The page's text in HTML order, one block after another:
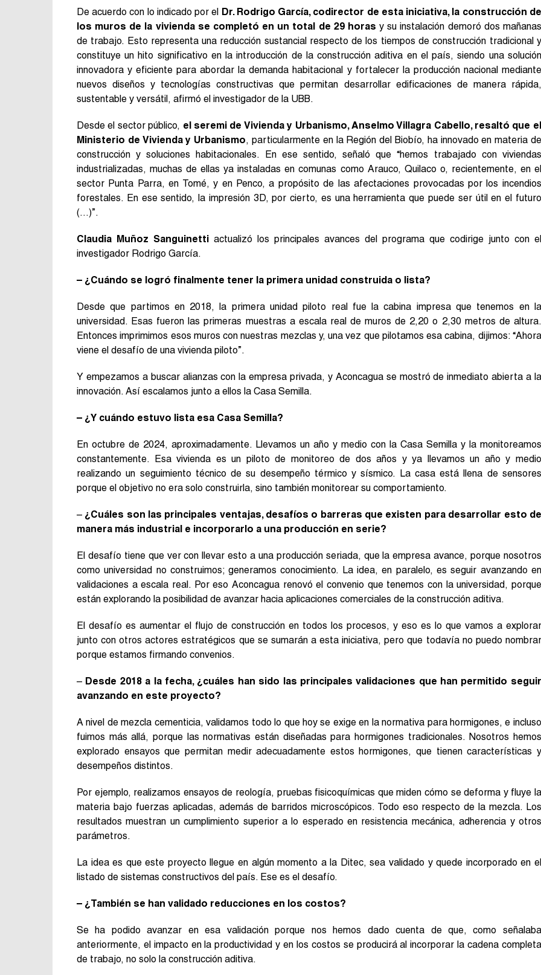
De acuerdo con lo indicado por el Dr. Rodrigo García, codirector de esta iniciativa, la construcción de
los muros de la vivienda se completó en un total de 29 horas y su instalación demoró dos mañanas
de trabajo. Esto representa una reducción sustancial respecto de los tiempos de construcción tradicional y
constituye un hito significativo en la introducción de la construcción aditiva en el país, siendo una solución
innovadora y eficiente para abordar la demanda habitacional y fortalecer la producción nacional mediante
nuevos diseños y tecnologías constructivas que permitan desarrollar edificaciones de manera rápida,
sustentable y versátil, afirmó el investigador de la UBB.
Desde el sector público, el seremi de Vivienda y Urbanismo, Anselmo Villagra Cabello, resaltó que el
Ministerio de Vivienda y Urbanismo, particularmente en la Región del Biobío, ha innovado en materia de
construcción y soluciones habitacionales. En ese sentido, señaló que “hemos trabajado con viviendas
industrializadas, muchas de ellas ya instaladas en comunas como Arauco, Quilaco o, recientemente, en el
sector Punta Parra, en Tomé, y en Penco, a propósito de las afectaciones provocadas por los incendios
forestales. En ese sentido, la impresión 3D, por cierto, es una herramienta que puede ser útil en el futuro
(…)”.
Claudia Muñoz Sanguinettiactualizó los principales avances del programa que codirige junto con el
investigador Rodrigo García.
– ¿Cuándo se logró finalmente tener la primera unidad construida o lista?
Desde que partimos en 2018, la primera unidad piloto real fue la cabina impresa que tenemos en la
universidad. Esas fueron las primeras muestras a escala real de muros de 2,20 o 2,30 metros de altura.
Entonces imprimimos esos muros con nuestras mezclas y, una vez que pilotamos esa cabina, dijimos: “Ahora
viene el desafío de una vivienda piloto”.
Y empezamos a buscar alianzas con la empresa privada, y Aconcagua se mostró de inmediato abierta a la
innovación. Así escalamos junto a ellos la Casa Semilla.
– ¿Y cuándo estuvo lista esa Casa Semilla?
En octubre de 2024, aproximadamente. Llevamos un año y medio con la Casa Semilla y la monitoreamos
constantemente. Esa vivienda es un piloto de monitoreo de dos años y ya llevamos un año y medio
realizando un seguimiento técnico de su desempeño térmico y sísmico. La casa está llena de sensores
porque el objetivo no era solo construirla, sino también monitorear su comportamiento.
– ¿Cuáles son las principales ventajas, desafíos o barreras que existen para desarrollar esto de
manera más industrial e incorporarlo a una producción en serie?
El desafío tiene que ver con llevar esto a una producción seriada, que la empresa avance, porque nosotros
como universidad no construimos; generamos conocimiento. La idea, en paralelo, es seguir avanzando en
validaciones a escala real. Por eso Aconcagua renovó el convenio que tenemos con la universidad, porque
están explorando la posibilidad de avanzar hacia aplicaciones comerciales de la construcción aditiva.
El desafío es aumentar el flujo de construcción en todos los procesos, y eso es lo que vamos a explorar
junto con otros actores estratégicos que se sumarán a esta iniciativa, pero que todavía no puedo nombrar
porque estamos firmando convenios.
– Desde 2018 a la fecha, ¿cuáles han sido las principales validaciones que han permitido seguir
avanzando en este proyecto?
A nivel de mezcla cementicia, validamos todo lo que hoy se exige en la normativa para hormigones, e incluso
fuimos más allá, porque las normativas están diseñadas para hormigones tradicionales. Nosotros hemos
explorado ensayos que permitan medir adecuadamente estos hormigones, que tienen características y
desempeños distintos.
Por ejemplo, realizamos ensayos de reología, pruebas fisicoquímicas que miden cómo se deforma y fluye la
materia bajo fuerzas aplicadas, además de barridos microscópicos. Todo eso respecto de la mezcla. Los
resultados muestran un cumplimiento superior a lo esperado en resistencia mecánica, adherencia y otros
parámetros.
La idea es que este proyecto llegue en algún momento a la Ditec, sea validado y quede incorporado en el
listado de sistemas constructivos del país. Ese es el desafío.
– ¿También se han validado reducciones en los costos?
Se ha podido avanzar en esa validación porque nos hemos dado cuenta de que, como señalaba
anteriormente, el impacto en la productividad y en los costos se producirá al incorporar la cadena completa
de trabajo, no solo la construcción aditiva.